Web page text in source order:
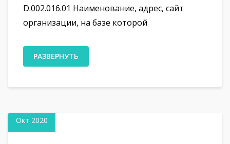
D.002.016.01 Наименование, адрес, сайт
организации, на базе которой
РАЗВЕРНУТЬ
Окт 2020